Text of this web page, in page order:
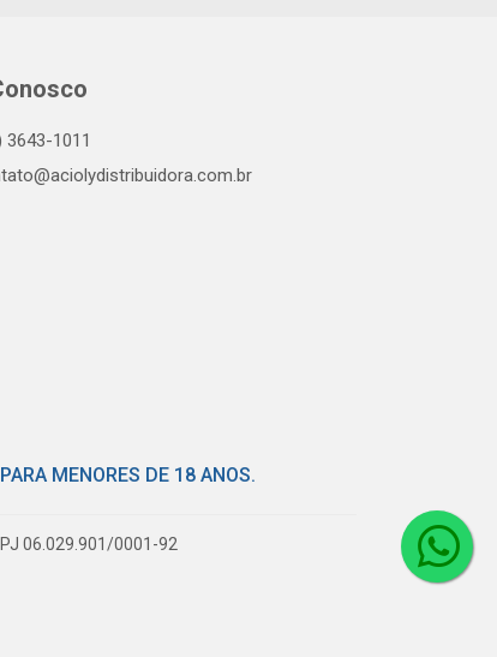
3643-1011
MENORES DE 18 ANOS.
06.029.901/0001-92